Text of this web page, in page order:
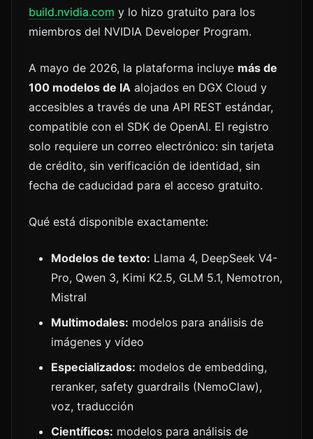
build.nvidia.com y lo hizo gratuito para los
miembros del NVIDIA Developer Program.
A mayo de 2026, la plataforma incluye más de
100 modelos de IA alojados en DGX Cloud y
accesibles a través de una API REST estándar,
compatible con el SDK de OpenAI. El registro
solo requiere un correo electrónico: sin tarjeta
de crédito, sin verificación de identidad, sin
fecha de caducidad para el acceso gratuito.
Qué está disponible exactamente:
Modelos de texto: Llama 4, DeepSeek V4-
Pro, Qwen 3, Kimi K2.5, GLM 5.1, Nemotron,
Mistral
Multimodales: modelos para análisis de
imágenes y vídeo
Especializados: modelos de embedding,
reranker, safety guardrails (NemoClaw),
voz, traducción
Científicos: modelos para análisis de